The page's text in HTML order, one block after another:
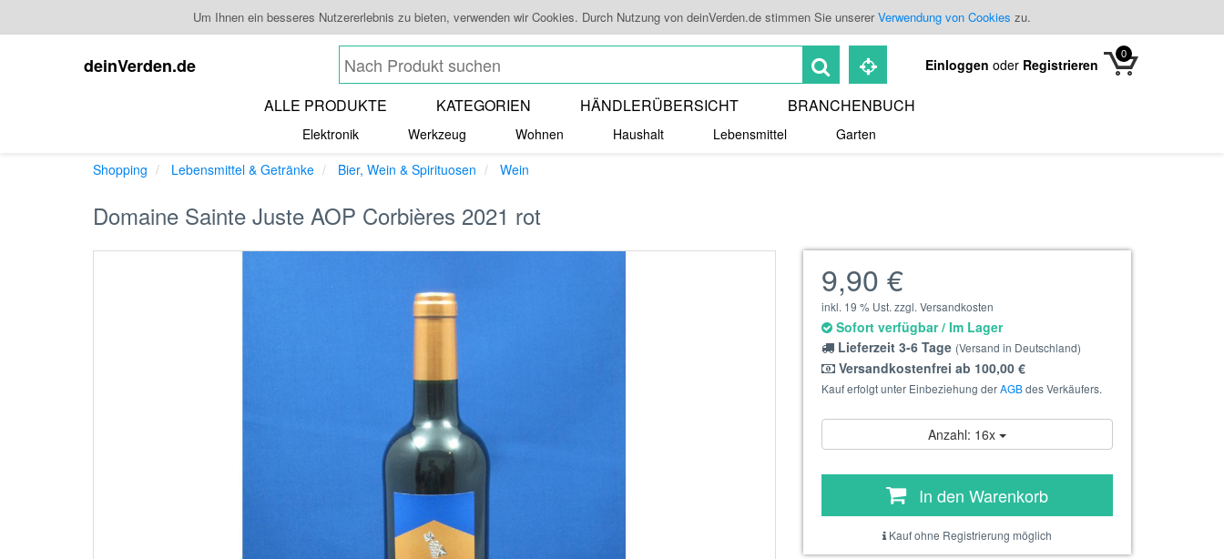
Um Ihnen ein besseres Nutzererlebnis zu bieten, verwenden wir Cookies. Durch Nutzung von deinVerden.de stimmen Sie unsererVerwendung von Cookies zu.
deinVerden.de Einloggen oder Registrieren
0
ALLE PRODUKTE KATEGORIEN HÄNDLERÜBERSICHT BRANCHENBUCH
Elektronik Werkzeug Wohnen Haushalt Lebensmittel
Garten
Shopping
Lebensmittel & Getränke Bier, Wein & Spirituosen Wein
Domaine Sainte Juste AOP Corbières 2021 rot
9,90 €
inkl. 19 % Ust. zzgl. Versandkosten
Sofort verfügbar / Im Lager
Lieferzeit 3-6 Tage (Versand in Deutschland)
Versandkostenfrei ab 100,00 €
Kauf erfolgt unter Einbeziehung derAGBdes Verkäufers.
Anzahl: 16x
In den Warenkorb
Kauf ohne Registrierung möglich